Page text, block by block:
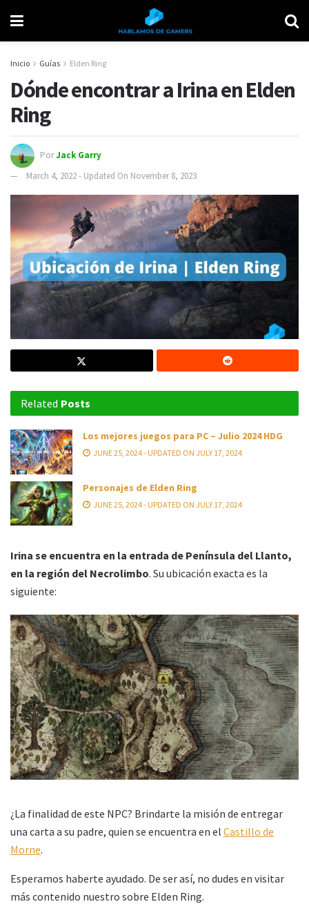
Inicio Guías Elden Ring
Dónde encontrar a Irina en Elden
Ring
PorJack Garry
March 4, 2022 - Updated On November 8, 2023
Related Posts
Los mejores juegos para PC – Julio 2024 HDG
JUNE 25, 2024 - UPDATED ON JULY 17, 2024
Personajes de Elden Ring
JUNE 25, 2024 - UPDATED ON JULY 17, 2024
Irina se encuentra en la entrada de Península del Llanto,
en la región del Necrolimbo. Su ubicación exacta es la
siguiente:
¿La finalidad de este NPC? Brindarte la misión de entregar
una carta a su padre, quien se encuentra en el Castillo de
Morne.
Esperamos haberte ayudado. De ser así, no dudes en visitar
más contenido nuestro sobre Elden Ring.